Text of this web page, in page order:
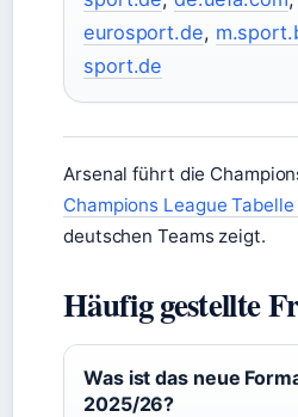
eurosport.de,
sport.de
Arsenal führt die
Champions League
deutschen Teams zeigt.
Häufig gestellte
Was ist das neue
2025/26?